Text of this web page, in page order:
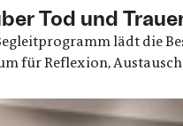
Tod und
lädt die
für Reflexion,